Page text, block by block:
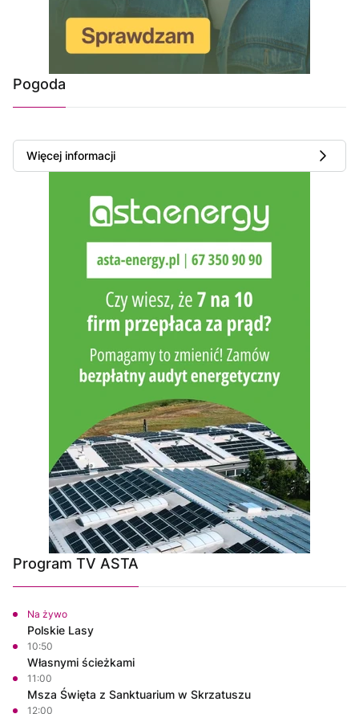
Pogoda
Więcej informacji
Program TV ASTA
Na żywo
Polskie Lasy
10:50
Własnymi ścieżkami
11:00
Msza Święta z Sanktuarium w Skrzatuszu
12:00